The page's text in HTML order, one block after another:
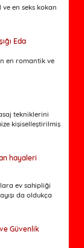
ve en seks kokan
Eda
en romantik ve
tekniklerini
kişiselleştirilmiş
hayaleri
ev sahipliği
da oldukça
Güvenlik